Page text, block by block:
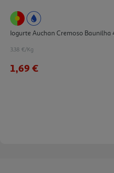
Iogurte Auchan Cremoso Baunilha
3.38 €/Kg
1,69 €